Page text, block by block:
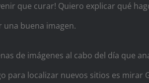
que curar! Quiero explicar qué
buena imagen.
de imágenes al cabo del día que
localizar nuevos sitios es mirar